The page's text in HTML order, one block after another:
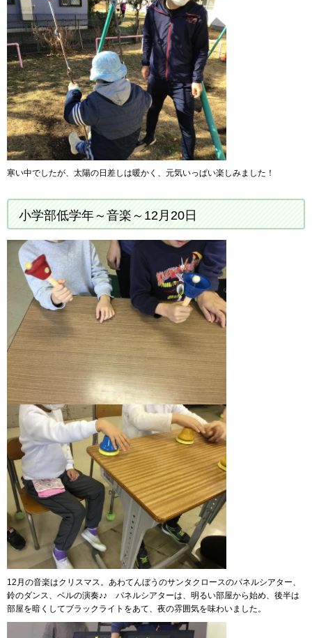
寒い中でしたが、太陽の日差しは暖かく、元気いっぱい楽しみました！
小学部低学年～音楽～12月20日
12月の音楽はクリスマス。あわてんぼうのサンタクロースのパネルシアター、
鈴のダンス、ベルの演奏♪♪ パネルシアターは、明るい部屋から始め、後半は
部屋を暗くしてブラックライトをあて、夜の雰囲気を味わいました。